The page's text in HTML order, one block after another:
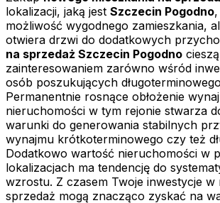
lokalizacji, jaką jest Szczecin Pogodno
możliwość wygodnego zamieszkania,
otwiera drzwi do dodatkowych
na sprzedaż Szczecin Pogodno
zainteresowaniem zarówno wśród
osób poszukujących
Permanentnie rosnące obłożenie
nieruchomości w tym rejonie stwarza
warunki do generowania stabilnych
wynajmu krótkoterminowego czy też
Dodatkowo wartość nieruchomości w
lokalizacjach ma tendencję do
wzrostu. Z czasem Twoje inwestycje w
sprzedaż mogą znacząco zyskać na